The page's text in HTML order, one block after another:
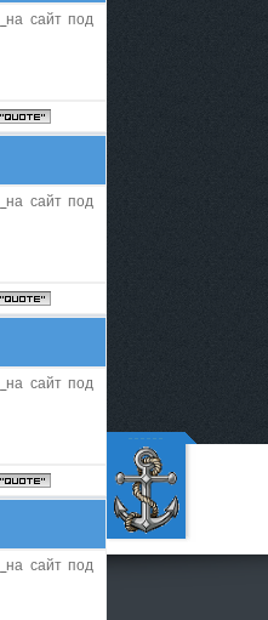
на сайт под
на сайт под
на сайт под
на сайт под
Портал